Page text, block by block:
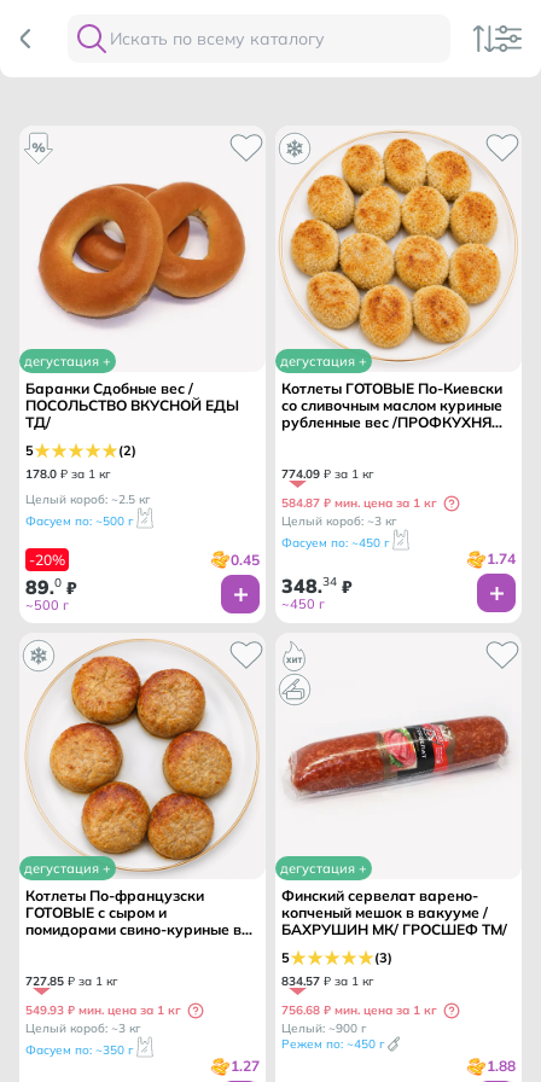
дегустация +
Баранки Сдобные вес /
ПОСОЛЬСТВО ВКУСНОЙ ЕДЫ
ТД/
5 (2)
178.0 ₽ за 1 кг
Целый короб: ~2.5 кг
Фасуем по: ~500 г
-20% 0.45
89.0 ₽
~500 г
дегустация +
Котлеты ГОТОВЫЕ По-Киевски
со сливочным маслом куриные
рубленные вес /ПРОФКУХНЯ
774.09 ₽ за 1 кг
584.87 ₽ мин. цена за 1 кг
Целый короб: ~3 кг
Фасуем по: ~450 г
1.74
348.34 ₽
~450 г
дегустация +
Котлеты По-французски
ГОТОВЫЕ с сыром и
помидорами свино-куриные вес
727.85 ₽ за 1 кг
549.93 ₽ мин. цена за 1 кг
Целый короб: ~3 кг
Фасуем по: ~350 г
1.27
дегустация +
Финский сервелат варено-
копченый мешок в вакууме /
БАХРУШИН МК/ ГРОСШЕФ ТМ/
5 (3)
834.57 ₽ за 1 кг
756.68 ₽ мин. цена за 1 кг
Целый: ~900 г
Режем по: ~450 г
1.88